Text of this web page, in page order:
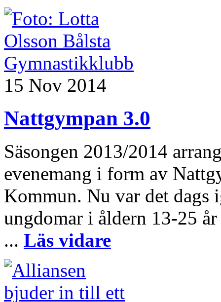
15 Nov 2014
Nattgympan 3.0
Säsongen 2013/2014
evenemang i form av
Kommun. Nu var det dags
ungdomar i åldern 13-25
... Läs vidare